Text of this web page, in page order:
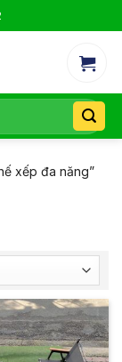
xếp đa năng”